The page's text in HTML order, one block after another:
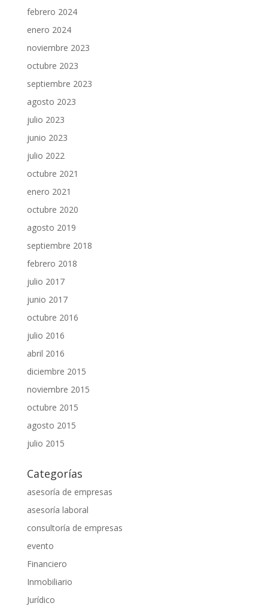
febrero 2024
enero 2024
noviembre 2023
octubre 2023
septiembre 2023
agosto 2023
julio 2023
junio 2023
julio 2022
octubre 2021
enero 2021
octubre 2020
agosto 2019
septiembre 2018
febrero 2018
julio 2017
junio 2017
octubre 2016
julio 2016
abril 2016
diciembre 2015
noviembre 2015
octubre 2015
agosto 2015
julio 2015
Categorías
asesoría de empresas
asesoría laboral
consultoría de empresas
evento
Financiero
Inmobiliario
Jurídico